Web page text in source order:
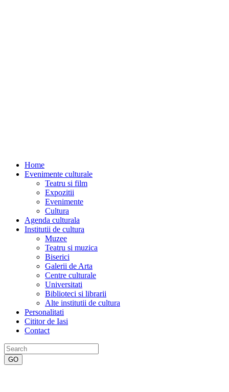
Home
Evenimente culturale
Teatru si film
Expozitii
Evenimente
Cultura
Agenda culturala
Institutii de cultura
Muzee
Teatru si muzica
Biserici
Galerii de Arta
Centre culturale
Universitati
Biblioteci si librarii
Alte institutii de cultura
Personalitati
Cititor de Iasi
Contact